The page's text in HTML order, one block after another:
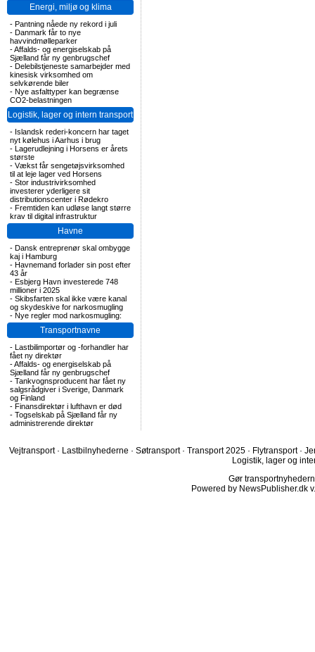
Energi, miljø og klima
- Pantning nåede ny rekord i juli
- Danmark får to nye
havvindmølleparker
-Affalds- og energiselskab på
Sjælland får ny genbrugschef
- Delebilstjeneste samarbejder med
kinesisk virksomhed om
selvkørende biler
- Nye asfalttyper kan begrænse
CO2-belastningen
Logistik, lager og intern transport
- Islandsk rederi-koncern har taget
nyt kølehus i Aarhus i brug
- Lagerudlejning i Horsens er årets
største
- Vækst får sengetøjsvirksomhed
til at leje lager ved Horsens
- Stor industrivirksomhed
investerer yderligere sit
distributionscenter i Rødekro
- Fremtiden kan udløse langt større
krav til digital infrastruktur
Havne
- Dansk entreprenør skal ombygge
kaj i Hamburg
- Havnemand forlader sin post efter
43 år
- Esbjerg Havn investerede 748
millioner i 2025
- Skibsfarten skal ikke være kanal
og skydeskive for narkosmugling
- Nye regler mod narkosmugling:
Transportnavne
- Lastbilimportør og -forhandler har
fået ny direktør
-Affalds- og energiselskab på
Sjælland får ny genbrugschef
- Tankvognsproducent har fået ny
salgsrådgiver i Sverige, Danmark
og Finland
- Finansdirektør i lufthavn er død
- Togselskab på Sjælland får ny
administrerende direktør
Vejtransport · Lastbilnyhederne · Søtransport · Transport 2025 · Flytransport ·
Logistik, lager og
Gør
Powered by NewsPublisher.dk